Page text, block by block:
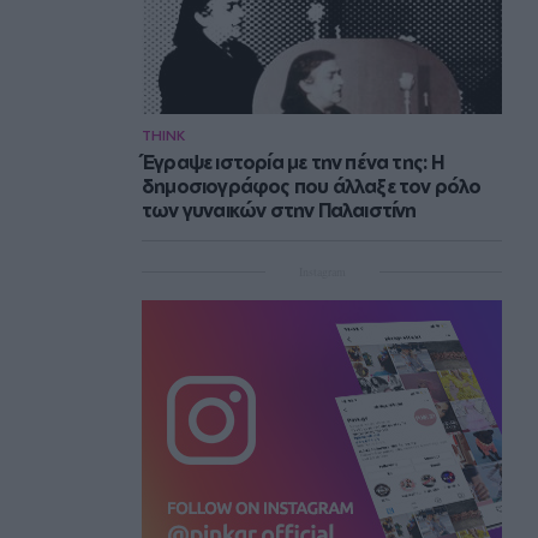
THINK
Έγραψε ιστορία με την πένα της: Η
δημοσιογράφος που άλλαξε τον ρόλο
των γυναικών στην Παλαιστίνη